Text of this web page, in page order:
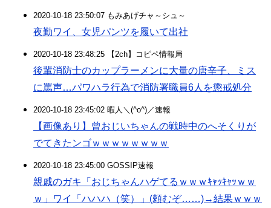
2020-10-18 23:50:07 もみあげチャ～シュ～
夜勤ワイ、女児パンツを履いて出社
2020-10-18 23:48:25 【2ch】コピペ情報局
後輩消防士のカップラーメンに大量の唐辛子、ミス
に罵声…パワハラ行為で消防署職員6人を懲戒処分
2020-10-18 23:45:02 暇人＼(^o^)／速報
【画像あり】曾おじいちゃんの戦時中のへそくりが
でてきたンゴｗｗｗｗｗｗｗｗ
2020-10-18 23:45:00 GOSSIP速報
親戚のガキ「おじちゃんハゲてるｗｗｗｷｬｯｷｬｯｗｗ
ｗ」ワイ「ハハハ（笑）」(頼むぞ……)→結果ｗｗｗ